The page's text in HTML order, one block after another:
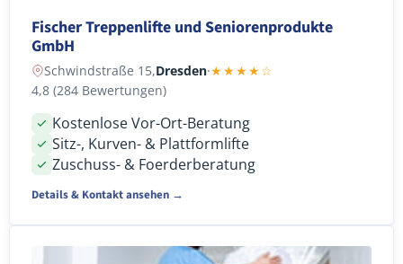
Fischer Treppenlifte und Seniorenprodukte
GmbH
Schwindstraße 15,Dresden·★★★★☆
4,8 (284 Bewertungen)
Kostenlose Vor-Ort-Beratung
Sitz-, Kurven- & Plattformlifte
Zuschuss- & Foerderberatung
Details & Kontakt ansehen →